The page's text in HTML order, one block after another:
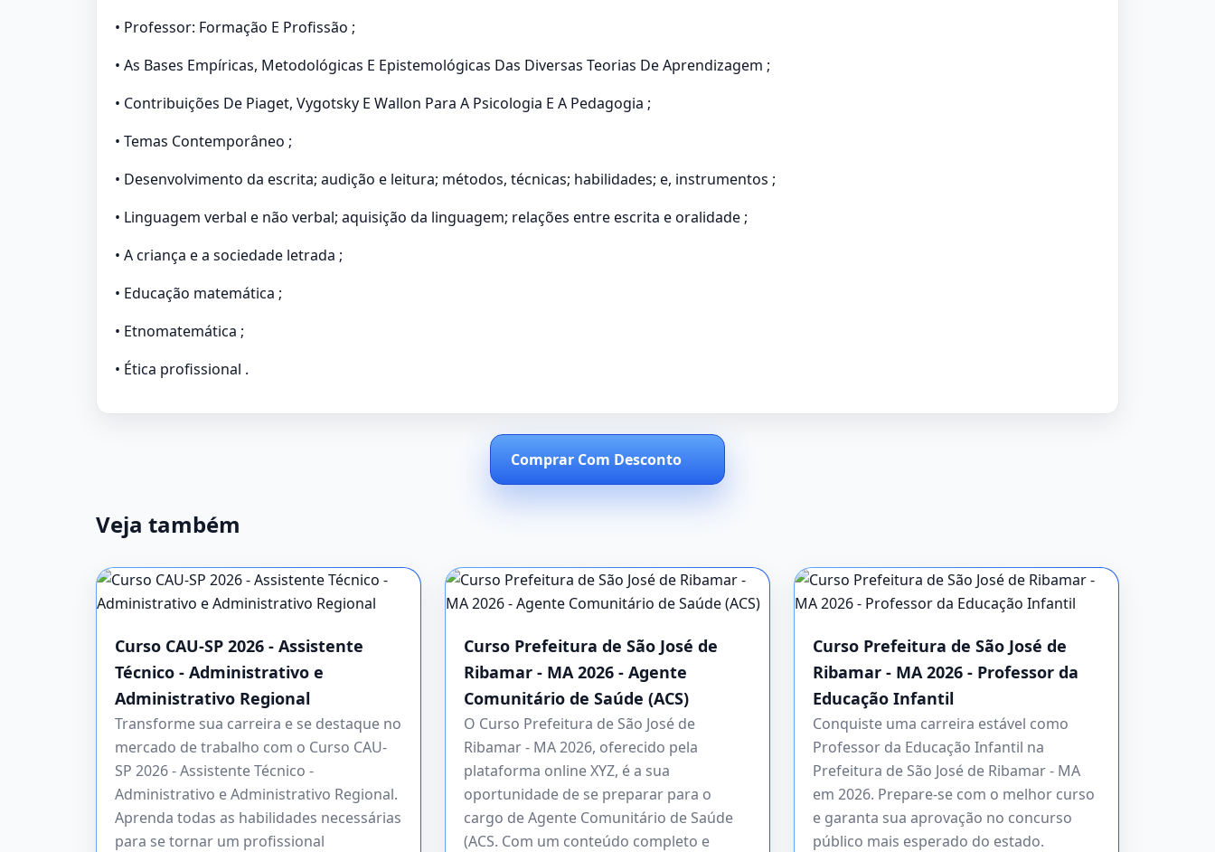
• Professor: Formação E Profissão ;
• As Bases Empíricas, Metodológicas E Epistemológicas Das Diversas Teorias De Aprendizagem ;
• Contribuições De Piaget, Vygotsky E Wallon Para A Psicologia E A Pedagogia ;
• Temas Contemporâneo ;
• Desenvolvimento da escrita; audição e leitura; métodos, técnicas; habilidades; e, instrumentos ;
• Linguagem verbal e não verbal; aquisição da linguagem; relações entre escrita e oralidade ;
• A criança e a sociedade letrada ;
• Educação matemática ;
• Etnomatemática ;
• Ética profissional .
Comprar Com Desconto
Veja também
Curso CAU-SP 2026 - Assistente
Técnico - Administrativo e
Administrativo Regional
Transforme sua carreira e se destaque no
mercado de trabalho com o Curso CAU-
SP 2026 - Assistente Técnico -
Administrativo e Administrativo Regional.
Aprenda todas as habilidades necessárias
para se tornar um profissional
Curso Prefeitura de São José de
Ribamar - MA 2026 - Agente
Comunitário de Saúde (ACS)
O Curso Prefeitura de São José de
Ribamar - MA 2026, oferecido pela
plataforma online XYZ, é a sua
oportunidade de se preparar para o
cargo de Agente Comunitário de Saúde
(ACS. Com um conteúdo completo e
Curso Prefeitura de São José de
Ribamar - MA 2026 - Professor da
Educação Infantil
Conquiste uma carreira estável como
Professor da Educação Infantil na
Prefeitura de São José de Ribamar - MA
em 2026. Prepare-se com o melhor curso
e garanta sua aprovação no concurso
público mais esperado do estado.